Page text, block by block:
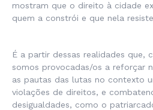
mostram que o direito à cidade
quem a constrói e que nela
É a partir dessas realidades que,
somos provocadas/os a reforçar
as pautas das lutas no contexto
violações de direitos, e
desigualdades, como o